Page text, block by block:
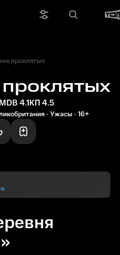
проклятых
4.1КП 4.5
Ужасы 16+